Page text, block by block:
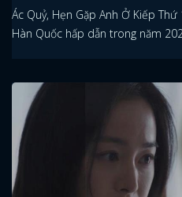
Ác Quỷ, Hẹn Gặp Anh Ở Kiếp
Hàn Quốc hấp dẫn trong năm